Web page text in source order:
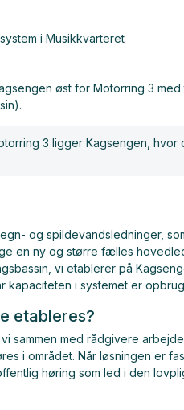
i Musikkvarteret
øst for Motorring 3
3 ligger Kagsengen, hvor
og spildevandsledninger,
en ny og større fælles
vi etablerer på
kapaciteten i systemet er
etableres?
sammen med rådgivere
i området. Når løsningen er
høring som led i den